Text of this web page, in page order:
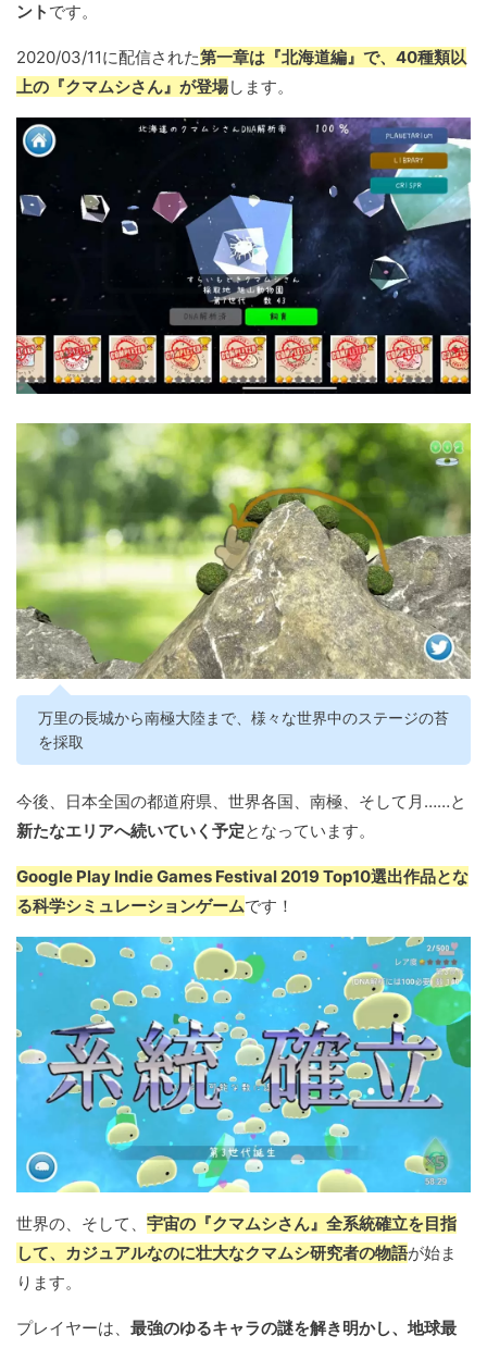
ント です。
2020/03/11に配信された第一章は『北海道編』で、40種類以
上の『クマムシさん』が登場します。
万里の長城から南極大陸まで、様々な世界中のステージの苔
を採取
今後、日本全国の都道府県、世界各国、南極、そして月……と
新たなエリアへ続いていく予定となっています。
Google Play Indie Games Festival 2019 Top10選出作品とな
る科学シミュレーションゲームです！
世界の、そして、 宇宙の『クマムシさん』全系統確立を目指
して、カジュアルなのに壮大なクマムシ研究者の物語が始ま
ります。
プレイヤーは、 最強のゆるキャラの謎を解き明かし、地球最